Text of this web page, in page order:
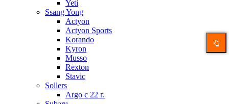
Yeti
Ssang Yong
Actyon
Actyon Sports
Korando
Kyron
Musso
Rexton
Stavic
Sollers
Argo с 22 г.